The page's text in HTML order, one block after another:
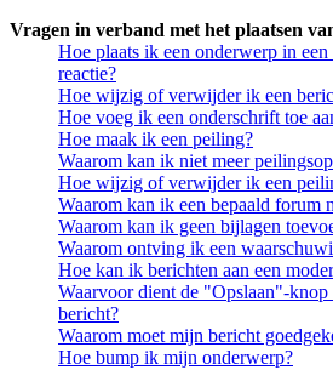
Vragen in verband met het plaatsen
Hoe plaats ik een onderwerp in
reactie?
Hoe wijzig of verwijder ik een
Hoe voeg ik een onderschrift toe
Hoe maak ik een peiling?
Waarom kan ik niet meer
Hoe wijzig of verwijder ik een
Waarom kan ik een bepaald forum
Waarom kan ik geen bijlagen
Waarom ontving ik een
Hoe kan ik berichten aan een
Waarvoor dient de "Opslaan"-knop
bericht?
Waarom moet mijn bericht
Hoe bump ik mijn onderwerp?